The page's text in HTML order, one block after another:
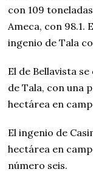
con 109
Ameca, con 98.1.
ingenio de Tala
El de Bellavista
de Tala, con una
hectárea en
El ingenio de
hectárea en
número seis.